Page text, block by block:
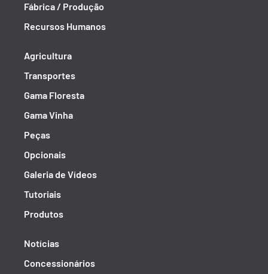
Fábrica / Produção
Recursos Humanos
Agricultura
Transportes
Gama Floresta
Gama Vinha
Peças
Opcionais
Galeria de Vídeos
Tutoriais
Produtos
Notícias
Concessionários